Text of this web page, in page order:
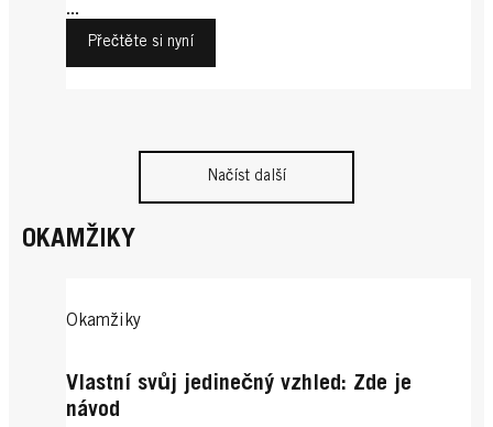
...
Přečtěte si nyní
Načíst další
OKAMŽIKY
Okamžiky
Vlastní svůj jedinečný vzhled: Zde je
návod